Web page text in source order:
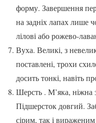
форму. Завершення
на задніх лапах лише
лілові або рожево-
Вуха. Великі, з
поставлені, трохи
досить тонкі, навіть
Шерсть . М’яка, ніжна
Підшерсток довгий.
сірим, так і